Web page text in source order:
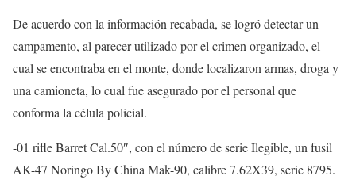
De acuerdo con la información recabada, se logró detectar un
campamento, al parecer utilizado por el crimen organizado, el
cual se encontraba en el monte, donde localizaron armas, droga y
una camioneta, lo cual fue asegurado por el personal que
conforma la célula policial.
-01 rifle Barret Cal.50″, con el número de serie Ilegible, un fusil
AK-47 Noringo By China Mak-90, calibre 7.62X39, serie 8795.